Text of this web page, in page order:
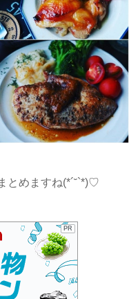
とめますね(*´˘`*)♡
PR